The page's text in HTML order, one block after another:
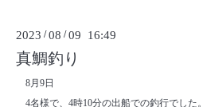
2023 /08 /09 16:49
真鯛釣り
8月9日
4名様で、4時10分の出船での釣行でした。